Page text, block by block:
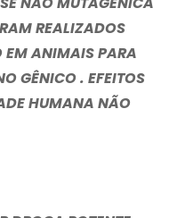
REALIZADOS
EM ANIMAIS PARA
GÊNICO . EFEITOS
HUMANA NÃO